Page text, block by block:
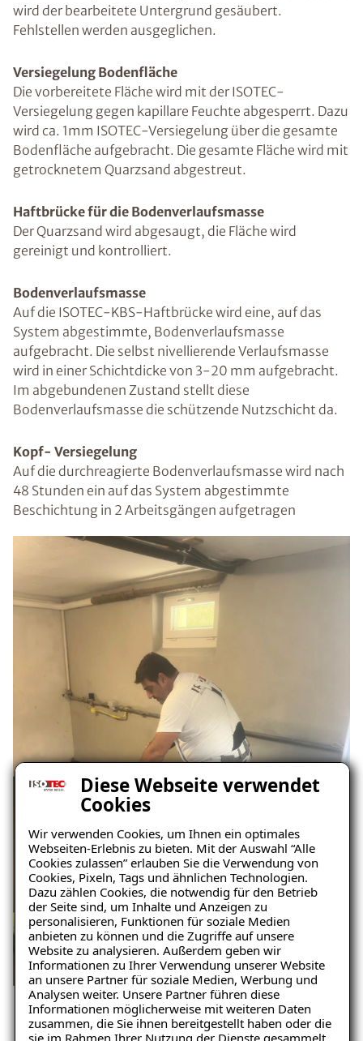
Diese Webseite verwendet
Cookies
Wir verwenden Cookies, um Ihnen ein optimales
Webseiten-Erlebnis zu bieten. Mit der Auswahl “Alle
Cookies zulassen” erlauben Sie die Verwendung von
Cookies, Pixeln, Tags und ähnlichen Technologien.
Dazu zählen Cookies, die notwendig für den Betrieb
der Seite sind, um Inhalte und Anzeigen zu
personalisieren, Funktionen für soziale Medien
anbieten zu können und die Zugriffe auf unsere
Website zu analysieren. Außerdem geben wir
Informationen zu Ihrer Verwendung unserer Website
an unsere Partner für soziale Medien, Werbung und
Analysen weiter. Unsere Partner führen diese
Informationen möglicherweise mit weiteren Daten
zusammen, die Sie ihnen bereitgestellt haben oder die
sie im Rahmen Ihrer Nutzung der Dienste gesammelt
wird der bearbeitete Untergrund gesäubert.
Fehlstellen werden ausgeglichen.
Versiegelung Bodenfläche
Die vorbereitete Fläche wird mit der ISOTEC-
Versiegelung gegen kapillare Feuchte abgesperrt. Dazu
wird ca. 1mm ISOTEC-Versiegelung über die gesamte
Bodenfläche aufgebracht. Die gesamte Fläche wird mit
getrocknetem Quarzsand abgestreut.
Haftbrücke für die Bodenverlaufsmasse
Der Quarzsand wird abgesaugt, die Fläche wird
gereinigt und kontrolliert.
Bodenverlaufsmasse
Auf die ISOTEC-KBS-Haftbrücke wird eine, auf das
System abgestimmte, Bodenverlaufsmasse
aufgebracht. Die selbst nivellierende Verlaufsmasse
wird in einer Schichtdicke von 3-20 mm aufgebracht.
Im abgebundenen Zustand stellt diese
Bodenverlaufsmasse die schützende Nutzschicht da.
Kopf- Versiegelung
Auf die durchreagierte Bodenverlaufsmasse wird nach
48 Stunden ein auf das System abgestimmte
Beschichtung in 2 Arbeitsgängen aufgetragen
Ratgeber „Sofort-Tipps gegen
Feuchtigkeit“
– jetzt kostenlos
herunterladen!